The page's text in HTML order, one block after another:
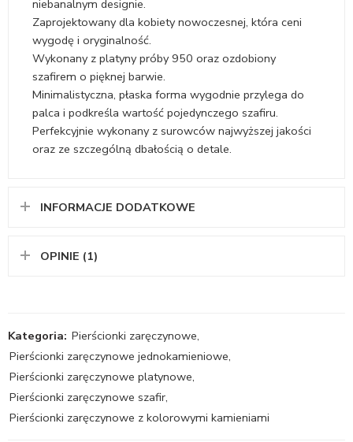
niebanalnym designie.
Zaprojektowany dla kobiety nowoczesnej, która ceni
wygodę i oryginalność.
Wykonany z platyny próby 950 oraz ozdobiony
szafirem o pięknej barwie.
Minimalistyczna, płaska forma wygodnie przylega do
palca i podkreśla wartość pojedynczego szafiru.
Perfekcyjnie wykonany z surowców najwyższej jakości
oraz ze szczególną dbałością o detale.
INFORMACJE DODATKOWE
OPINIE (1)
Kategoria: Pierścionki zaręczynowe,
Pierścionki zaręczynowe jednokamieniowe,
Pierścionki zaręczynowe platynowe,
Pierścionki zaręczynowe szafir,
Pierścionki zaręczynowe z kolorowymi kamieniami